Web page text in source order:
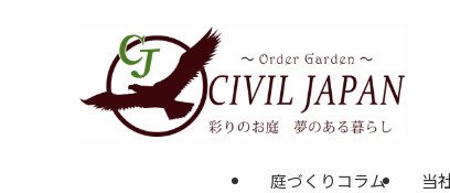
庭づくりコラム 当